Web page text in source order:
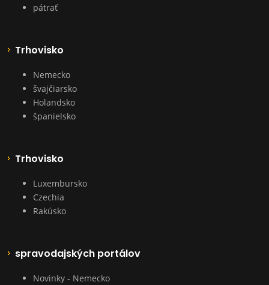
pátrať
Trhovisko
Nemecko
švajčiarsko
Holandsko
španielsko
Trhovisko
Luxembursko
Czechia
Rakúsko
spravodajských portálov
Novinky - Nemecko